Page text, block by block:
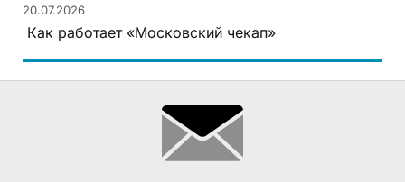
20.07.2026
Как работает «Московский чекап»